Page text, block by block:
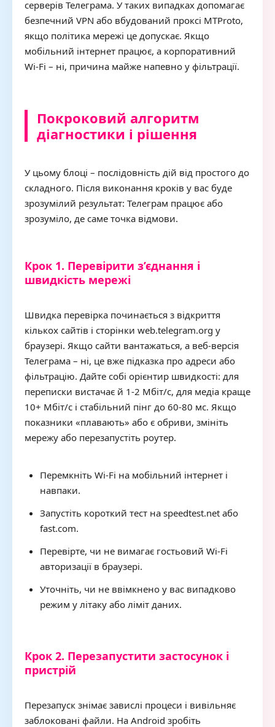
серверів Телеграма. У таких випадках допомагає
безпечний VPN або вбудований проксі MTProto,
якщо політика мережі це допускає. Якщо
мобільний інтернет працює, а корпоративний
Wi-Fi – ні, причина майже напевно у фільтрації.
Покроковий алгоритм
діагностики і рішення
У цьому блоці – послідовність дій від простого до
складного. Після виконання кроків у вас буде
зрозумілий результат: Телеграм працює або
зрозуміло, де саме точка відмови.
Крок 1. Перевірити з’єднання і
швидкість мережі
Швидка перевірка починається з відкриття
кількох сайтів і сторінки web.telegram.org у
браузері. Якщо сайти вантажаться, а веб-версія
Телеграма – ні, це вже підказка про адреси або
фільтрацію. Дайте собі орієнтир швидкості: для
переписки вистачає й 1-2 Мбіт/с, для медіа краще
10+ Мбіт/с і стабільний пінг до 60-80 мс. Якщо
показники «плавають» або є обриви, змініть
мережу або перезапустіть роутер.
Перемкніть Wi-Fi на мобільний інтернет і
навпаки.
Запустіть короткий тест на speedtest.net або
fast.com.
Перевірте, чи не вимагає гостьовий Wi-Fi
авторизації в браузері.
Уточніть, чи не ввімкнено у вас випадково
режим у літаку або ліміт даних.
Крок 2. Перезапустити застосунок і
пристрій
Перезапуск знімає завислі процеси і вивільняє
заблоковані файли. На Android зробіть